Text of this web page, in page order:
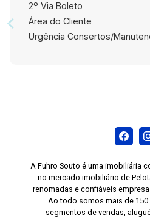
2º Via Boleto
Área do Cliente
Urgência Consertos/
A Fuhro Souto é uma imobiliária
no mercado imobiliário de
renomadas e confiáveis
Ao todo somos mais de
segmentos de vendas,